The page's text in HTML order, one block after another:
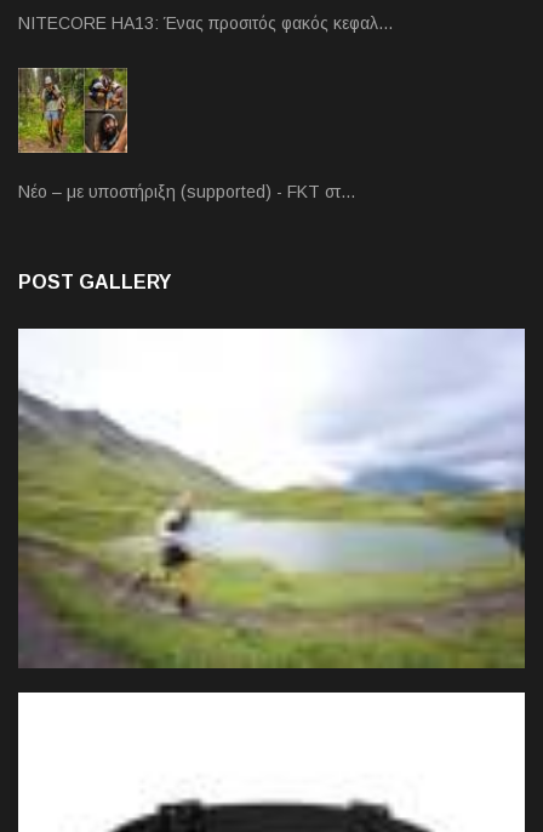
NITECORE HA13: Ένας προσιτός φακός κεφαλ…
Νέο – με υποστήριξη (supported) - FKT στ…
POST GALLERY